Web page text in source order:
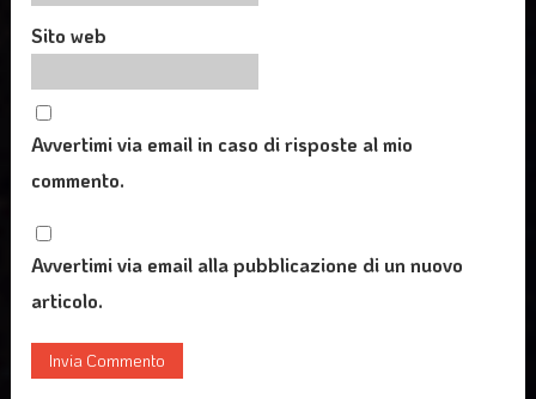
Sito web
Avvertimi via email in caso di risposte al mio
commento.
Avvertimi via email alla pubblicazione di un nuovo
articolo.